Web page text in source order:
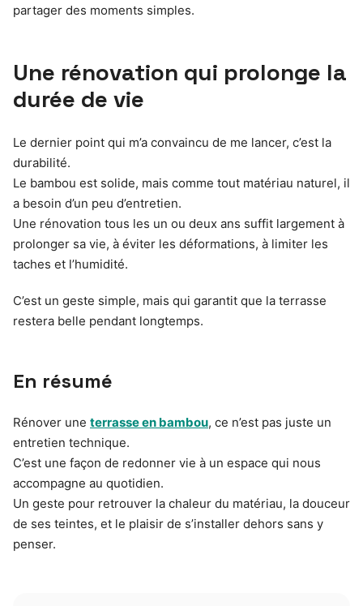
partager des moments simples.
Une rénovation qui prolonge la
durée de vie
Le dernier point qui m’a convaincu de me lancer, c’est la
durabilité.
Le bambou est solide, mais comme tout matériau naturel, il
a besoin d’un peu d’entretien.
Une rénovation tous les un ou deux ans suffit largement à
prolonger sa vie, à éviter les déformations, à limiter les
taches et l’humidité.
C’est un geste simple, mais qui garantit que la terrasse
restera belle pendant longtemps.
En résumé
Rénover une terrasse en bambou, ce n’est pas juste un
entretien technique.
C’est une façon de redonner vie à un espace qui nous
accompagne au quotidien.
Un geste pour retrouver la chaleur du matériau, la douceur
de ses teintes, et le plaisir de s’installer dehors sans y
penser.